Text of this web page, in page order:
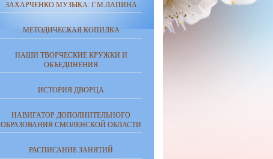
ЗАХАРЧЕНКО МУЗЫКА: Г.М.ЛАПИНА
МЕТОДИЧЕСКАЯ КОПИЛКА
НАШИ ТВОРЧЕСКИЕ КРУЖКИ И
ОБЪЕДИНЕНИЯ
ИСТОРИЯ ДВОРЦА
НАВИГАТОР ДОПОЛНИТЕЛЬНОГО
ОБРАЗОВАНИЯ СМОЛЕНСКОЙ ОБЛАСТИ
РАСПИСАНИЕ ЗАНЯТИЙ